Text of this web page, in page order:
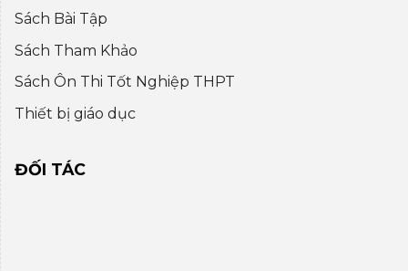
Sách Bài Tập
Sách Tham Khảo
Sách Ôn Thi Tốt Nghiệp THPT
Thiết bị giáo dục
ĐỐI TÁC